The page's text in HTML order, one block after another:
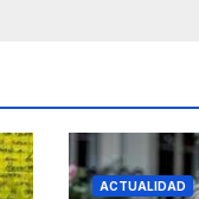
ACTUALIDAD